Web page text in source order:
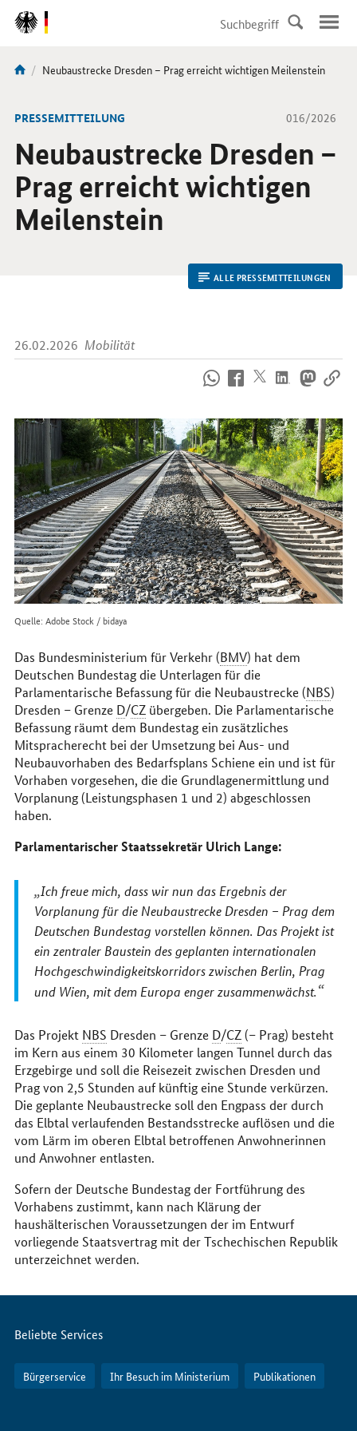
DirektZu:
Navigation
Sie
hier:
Aktuelle
Neubaustrecke Dresden – Prag erreicht wichtigen Meilenstein
PRESSEMITTEILUNG 016/2026
Neubaustrecke Dresden –
Prag erreicht wichtigen
Meilenstein
ALLE PRESSEMITTEILUNGEN
26.02.2026 Mobilität
uns
im
Internet
Quelle: Adobe Stock / bidaya
Das Bundesministerium für Verkehr (BMV) hat dem
Deutschen Bundestag die Unterlagen für die
Parlamentarische Befassung für die Neubaustrecke (NBS)
Dresden – Grenze D/CZübergeben. Die Parlamentarische
Befassung räumt dem Bundestag ein zusätzliches
Mitspracherecht bei der Umsetzung bei Aus- und
Neubauvorhaben des Bedarfsplans Schiene ein und ist für
Vorhaben vorgesehen, die die Grundlagenermittlung und
Vorplanung (Leistungsphasen 1 und 2) abgeschlossen
haben.
Parlamentarischer Staatssekretär Ulrich Lange:
Ich freue mich, dass wir nun das Ergebnis der
Vorplanung für die Neubaustrecke Dresden – Prag dem
Deutschen Bundestag vorstellen können. Das Projekt ist
ein zentraler Baustein des geplanten internationalen
Hochgeschwindigkeitskorridors zwischen Berlin, Prag
und Wien, mit dem Europa enger zusammenwächst.
Das Projekt NBS Dresden – Grenze D/CZ(– Prag) besteht
im Kern aus einem 30 Kilometer langen Tunnel durch das
Erzgebirge und soll die Reisezeit zwischen Dresden und
Prag von 2,5 Stunden auf künftig eine Stunde verkürzen.
Die geplante Neubaustrecke soll den Engpass der durch
das Elbtal verlaufenden Bestandsstrecke auflösen und die
vom Lärm im oberen Elbtal betroffenen Anwohnerinnen
und Anwohner entlasten.
Sofern der Deutsche Bundestag der Fortführung des
Vorhabens zustimmt, kann nach Klärung der
haushälterischen Voraussetzungen der im Entwurf
vorliegende Staatsvertrag mit der Tschechischen Republik
unterzeichnet werden.
Servicemenü
Beliebte Services
Bürgerservice Ihr Besuch im Ministerium Publikationen